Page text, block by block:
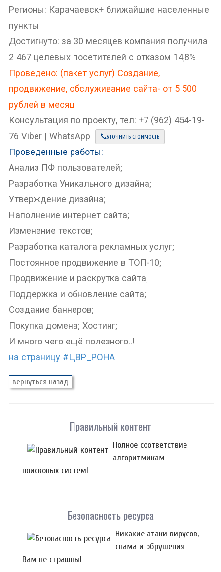
Регионы: Карачаевск+ ближайшие населенные
пункты
Достигнуто: за 30 месяцев компания получила
2 467 целевых посетителей с отказом 14,8%
Проведено: (пакет услуг) Создание,
продвижение, обслуживание сайта- от 5 500
рублей в месяц
Консультация по проекту, тел: +7 (962) 454-19-
76 Viber | WhatsApp
УТОЧНИТЬ СТОИМОСТЬ
Проведенные работы:
Анализ ПФ пользователей;
Разработка Уникального дизайна;
Утверждение дизайна;
Наполнение интернет сайта;
Изменение текстов;
Разработка каталога рекламных услуг;
Постоянное продвижение в ТОП-10;
Продвижение и раскрутка сайта;
Поддержка и обновление сайта;
Создание баннеров;
Покупка домена; Хостинг;
И много чего ещё полезного..!
на страницу #ЦВР_РОНА
Правильный контент
Полное соответствие
алгоритмикам
поисковых систем!
Безопасность ресурса
Никакие атаки вирусов,
спама и обрушения
Вам не страшны!